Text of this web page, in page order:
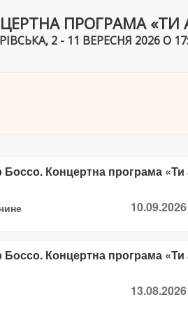
ПРОГРАМА «ТИ
2 - 11 ВЕРЕСНЯ 2026 О
Боссо. Концертна програма «Ти
Боссо. Концертна програма «Ти